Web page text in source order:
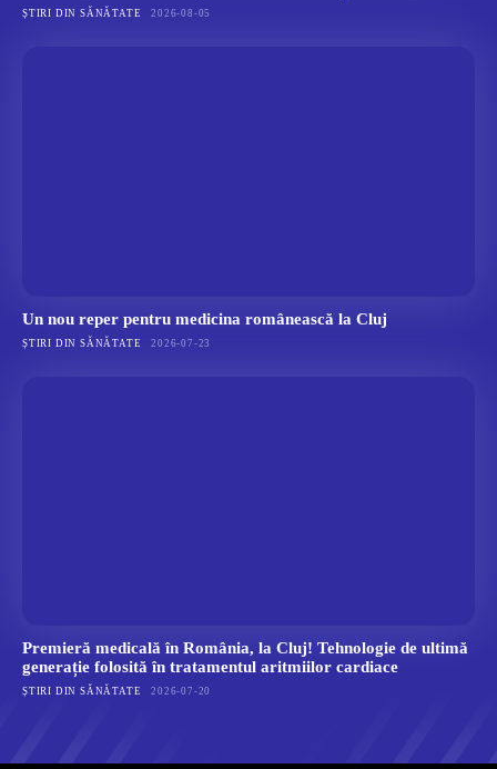
ȘTIRI DIN SĂNĂTATE 2026-08-05
Un nou reper pentru medicina românească la Cluj
ȘTIRI DIN SĂNĂTATE 2026-07-23
Premieră medicală în România, la Cluj! Tehnologie de ultimă
generație folosită în tratamentul aritmiilor cardiace
ȘTIRI DIN SĂNĂTATE 2026-07-20